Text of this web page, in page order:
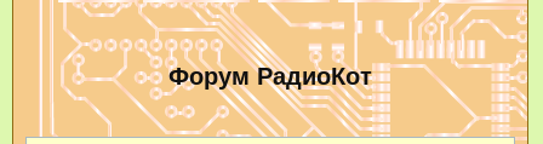
Форум РадиоКот